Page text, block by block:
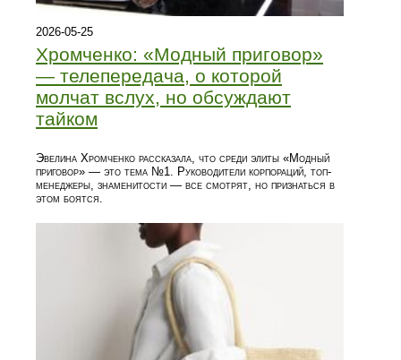
2026-05-25
Хромченко: «Модный приговор»
— телепередача, о которой
молчат вслух, но обсуждают
тайком
Эвелина Хромченко рассказала, что среди элиты «Модный
приговор» — это тема №1. Руководители корпораций, топ-
менеджеры, знаменитости — все смотрят, но признаться в
этом боятся.